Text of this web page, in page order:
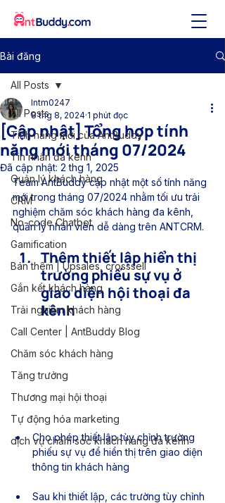
Bài đăng
All Posts
Tính năng mới của AntBuddy
Tin nhắn đa kênh
Quản lý khách hàng
CRM
No-code Chatbot
Gamification
Bán thêm | Upsales, crosssell
Gắn kết khách hàng
Trải nghiệm khách hàng
Call Center | AntBuddy Blog
Chăm sóc khách hàng
Tăng trưởng
Thương mại hội thoại
Tự động hóa marketing
dịch vụ chăm sóc khách hàng đa kênh
All Posts
[Cập nhật] Tổng hợp tính
năng mới tháng 07/2024
lntm0247
8 thg 8, 2024 1 phút đọc
Đã cập nhật: 2 thg 1, 2025
Team AntBuddy cập nhật một số tính năng
mới trong tháng 07/2024 nhằm tối ưu trải
nghiệm chăm sóc khách hàng đa kênh,
quản lý nhân viên dễ dàng trên ANTCRM.
Thêm thiết lập hiển thị
trường phiếu sự vụ ở
giao diện hội thoại đa
kênh
Cho phép thiết lập tùy chỉnh trường
phiếu sự vụ để hiển thị trên giao diện
thông tin khách hàng
Sau khi thiết lập, các trường tùy chỉnh